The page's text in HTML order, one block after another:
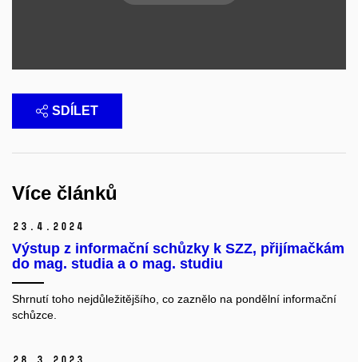
SDÍLET
Více článků
23. 4. 2024
Výstup z informační schůzky k SZZ, přijímačkám
do mag. studia a o mag. studiu
Shrnutí toho nejdůležitějšího, co zaznělo na pondělní informační
schůzce.